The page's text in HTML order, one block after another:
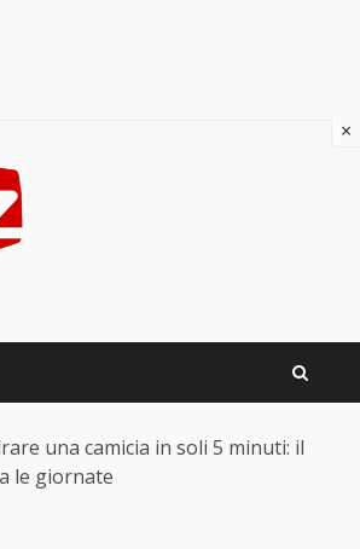
una camicia in soli 5 minuti: il
le giornate
×